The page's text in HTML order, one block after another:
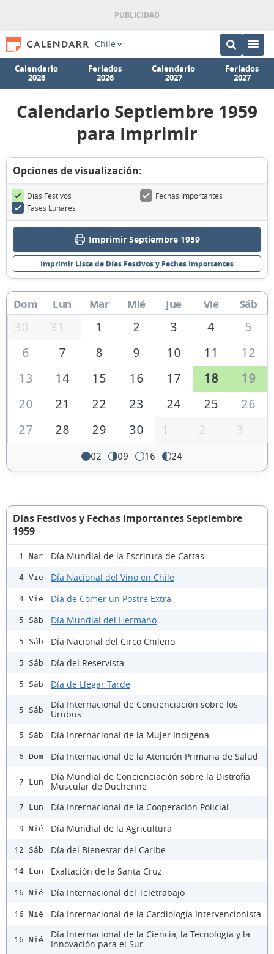
Chile
Calendario
2026
Feriados
2026
Calendario
2027
Feriados
2027
Calendario Septiembre 1959
para Imprimir
Opciones de visualización:
Días Festivos
Fechas Importantes
Fases Lunares
Imprimir Septiembre 1959
Imprimir Lista de Días Festivos y Fechas Importantes
Dom Lun Mar Mié Jue Vie Sáb
30 31 1 2 3 4
5
6
7 8 9 10 11
12
13
14 15 16 17 18
19
20
21 22 23 24 25
26
27
28 29 30 1 2 3
02 09 16 24
Días Festivos y Fechas Importantes Septiembre
1959
1 Mar Día Mundial de la Escritura de Cartas
4 Vie Día Nacional del Vino en Chile
4 Vie Día de Comer un Postre Extra
5 Sáb Día Mundial del Hermano
5 Sáb Día Nacional del Circo Chileno
5 Sáb Día del Reservista
5 Sáb Día de Llegar Tarde
5 Sáb
Día Internacional de Concienciación sobre los
Urubus
5 Sáb Día Internacional de la Mujer Indígena
6 Dom Día Internacional de la Atención Primaria de Salud
7 Lun
Día Mundial de Concienciación sobre la Distrofia
Muscular de Duchenne
7 Lun Día Internacional de la Cooperación Policial
9 Mié Día Mundial de la Agricultura
12 Sáb Día del Bienestar del Caribe
14 Lun Exaltación de la Santa Cruz
16 Mié Día Internacional del Teletrabajo
16 Mié Día Internacional de la Cardiología Intervencionista
16 Mié
Día Internacional de la Ciencia, la Tecnología y la
Innovación para el Sur